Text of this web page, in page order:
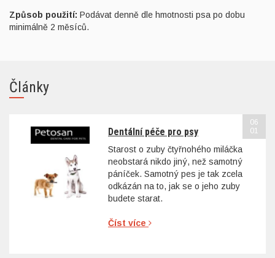
Způsob použití: Podávat denně dle hmotnosti psa po dobu
minimálně 2 měsíců.
Články
Dentální péče pro psy
Starost o zuby čtyřnohého miláčka
neobstará nikdo jiný, než samotný
páníček. Samotný pes je tak zcela
odkázán na to, jak se o jeho zuby
budete starat.
Číst více
06
01